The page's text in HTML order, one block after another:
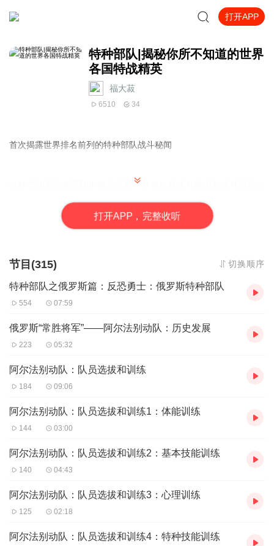
打开APP
特种部队|揭秘你所不知道的世界
各国特战精英
福大菽
6510 34
首次揭露世界排名前列的特种部队战斗秘闻
特种部队是指在军队中独立设置，具有特殊战斗能力和战斗训练的
世界上有许多国家拥有自己的特种部队，但是哪些特种部队是最顶
打开APP，完整收听
节目(315) 切换顺序
特种部队之俄罗斯篇：反恐勇⼠：俄罗斯特种部队
554 07:59
俄罗斯“常胜将军”——阿尔法别动队：历史发展
223 05:32
阿尔法别动队：队员选拔和训练
184 09:06
阿尔法别动队：队员选拔和训练1：体能训练
144 03:00
阿尔法别动队：队员选拔和训练2：基本技能训练
140 04:43
阿尔法别动队：队员选拔和训练3：心理训练
125 02:18
阿尔法别动队：队员选拔和训练4：特种技能训练